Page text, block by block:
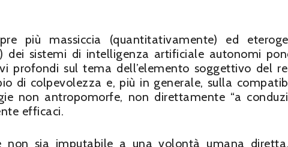
più massiccia (quantitativamente) ed
dei sistemi di intelligenza artificiale autonomi
profondi sul tema dell’elemento soggettivo del
di colpevolezza e, più in generale, sulla
non antropomorfe, non direttamente “a
efficaci.
non sia imputabile a una volontà umana